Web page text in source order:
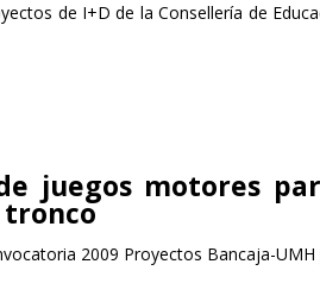
de I+D de la Consellería de
juegos motores
tronco
2009 Proyectos Bancaja-UMH